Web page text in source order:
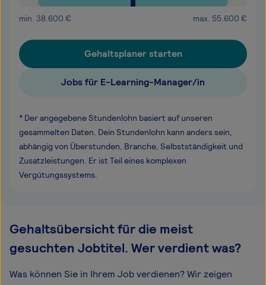
min. 38.600 € max. 55.600 €
Gehaltsplaner starten
Jobs für E-Learning-Manager/in
* Der angegebene Stundenlohn basiert auf unseren
gesammelten Daten. Dein Stundenlohn kann anders sein,
abhängig von Überstunden, Branche, Selbstständigkeit und
Zusatzleistungen. Er ist Teil eines komplexen
Vergütungssystems.
Gehaltsübersicht für die meist
gesuchten Jobtitel. Wer verdient was?
Was können Sie in Ihrem Job verdienen? Wir zeigen